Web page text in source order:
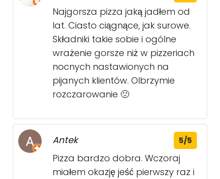
Najgorsza pizza jaką jadłem od
lat. Ciasto ciągnące, jak surowe.
Składniki takie sobie i ogólne
wrażenie gorsze niż w pizzeriach
nocnych nastawionych na
pijanych klientów. Olbrzymie
rozczarowanie 🙁
Antek 5/5
Pizza bardzo dobra. Wczoraj
miałem okazję jeść pierwszy raz i